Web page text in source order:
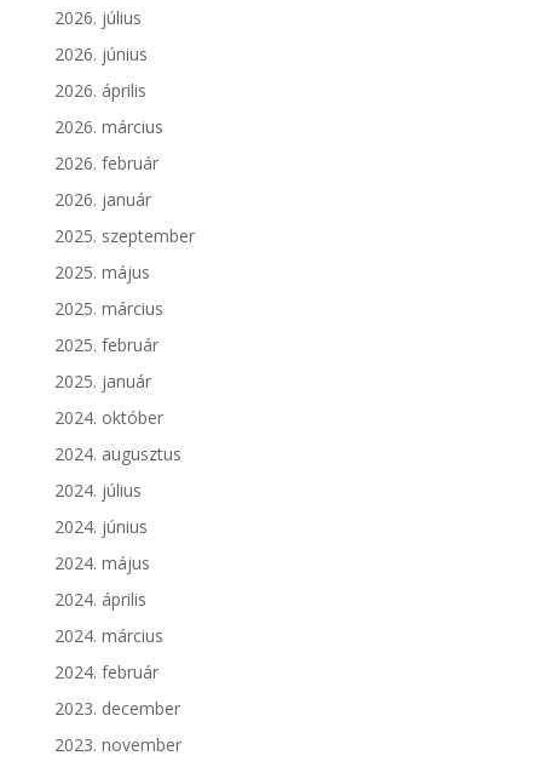
2026. július
2026. június
2026. április
2026. március
2026. február
2026. január
2025. szeptember
2025. május
2025. március
2025. február
2025. január
2024. október
2024. augusztus
2024. július
2024. június
2024. május
2024. április
2024. március
2024. február
2023. december
2023. november